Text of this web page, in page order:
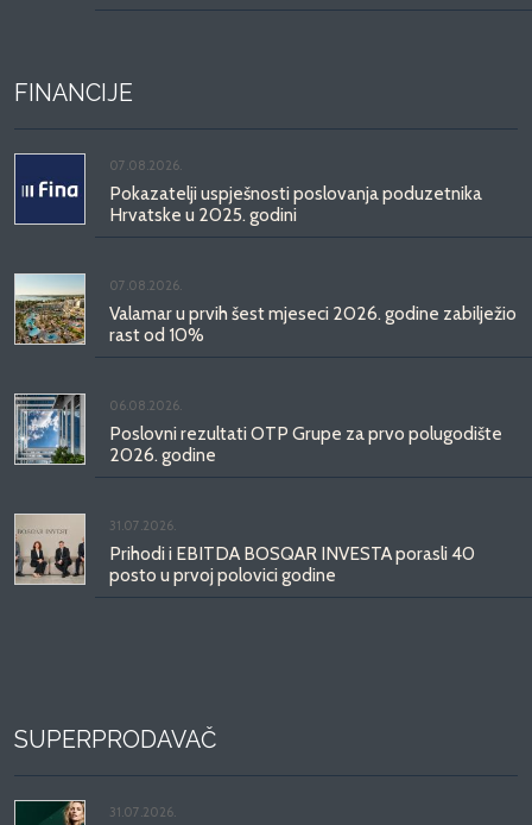
FINANCIJE
07.08.2026.
Pokazatelji uspješnosti poslovanja poduzetnika
Hrvatske u 2025. godini
07.08.2026.
Valamar u prvih šest mjeseci 2026. godine zabilježio
rast od 10%
06.08.2026.
Poslovni rezultati OTP Grupe za prvo polugodište
2026. godine
31.07.2026.
Prihodi i EBITDA BOSQAR INVESTA porasli 40
posto u prvoj polovici godine
SUPERPRODAVAČ
31.07.2026.